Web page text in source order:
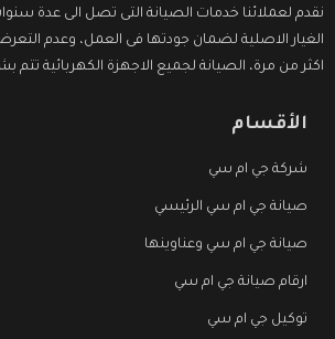
نقدم لعملائنا خدمات الصيانة التى تصل الى عدة
الغيار الاصلية لضمان جودتها فى العمل، وعدم
اكثر من مرة، الصيانة لجميع الاجهزة الكهربائية
الأقسام
شركة جي ام سي
صيانة جي ام سي الرئيسي
صيانة جي ام سي وعناوينها
ارقام صيانة جي ام سي
توكيل جي ام سي